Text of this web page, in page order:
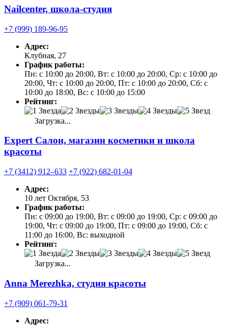
Nailcenter, школа-студия
+7 (999) 189-96-95
Адрес:
Клубная, 27
График работы:
Пн: с 10:00 до 20:00, Вт: с 10:00 до 20:00, Ср: с 10:00 до
20:00, Чт: с 10:00 до 20:00, Пт: с 10:00 до 20:00, Сб: с
10:00 до 18:00, Вс: с 10:00 до 15:00
Рейтинг:
Загрузка...
Expert Салон, магазин косметики и школа
красоты
+7 (3412) 912‒633 +7 (922) 682-01-04
Адрес:
10 лет Октября, 53
График работы:
Пн: с 09:00 до 19:00, Вт: с 09:00 до 19:00, Ср: с 09:00 до
19:00, Чт: с 09:00 до 19:00, Пт: с 09:00 до 19:00, Сб: с
11:00 до 16:00, Вс: выходной
Рейтинг:
Загрузка...
Anna Merezhka, студия красоты
+7 (909) 061-79-31
Адрес: